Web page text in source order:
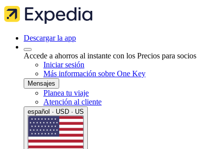
Descargar la app
Accede a ahorros al instante con los Precios para socios
Iniciar sesión
Más información sobre One Key
Mensajes
Planea tu viaje
Atención al cliente
español · USD · US